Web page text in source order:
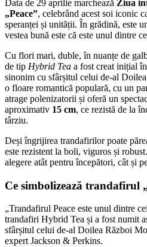
Data de 29 aprilie marchează Ziua
„Peace”, celebrând acest soi iconic
speranței și unității. În grădină, este
vestea bună este că este unul dintre
Cu flori mari, duble, în nuanțe de
de tip Hybrid Tea a fost creat inițial
sinonim cu sfârșitul celui de-al
o floare romantică populară, cu un
atrage polenizatorii și oferă un
aproximativ 15 cm, ce rezistă de la
târziu.
Deși îngrijirea trandafirilor poate
este rezistent la boli, viguros și
alegere atât pentru începători, cât și
Ce simbolizează trandafirul
„Trandafirul Peace este unul dintre
trandafiri Hybrid Tea și a fost numit
sfârșitul celui de-al Doilea Război
expert Jackson & Perkins.